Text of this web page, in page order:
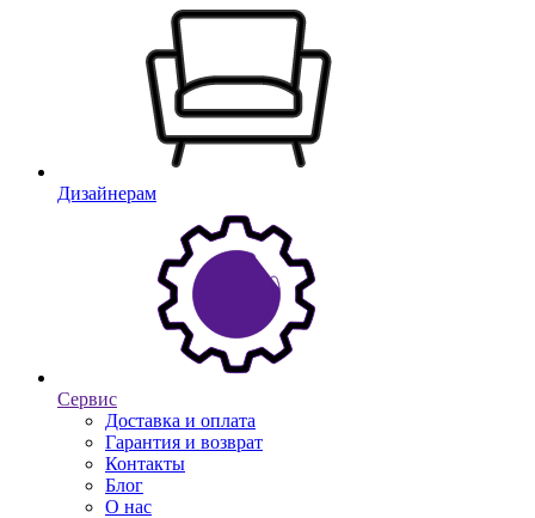
Дизайнерам
Сервис
Доставка и оплата
Гарантия и возврат
Контакты
Блог
О нас